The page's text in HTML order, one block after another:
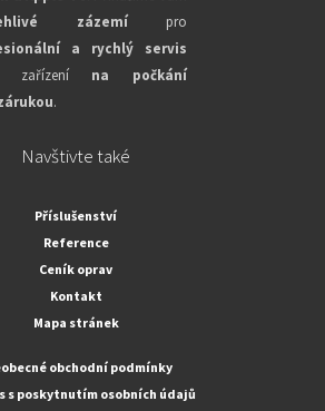
zázemípro
a rychlý servis
zařízení na počkání
.
Navštivte také
Příslušenství
Reference
Ceník oprav
Kontakt
Mapa stránek
obchodní podmínky
s poskytnutím osobních údajů